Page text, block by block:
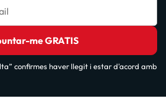
me GRATIS
confirmes haver llegit i estar d'acord amb